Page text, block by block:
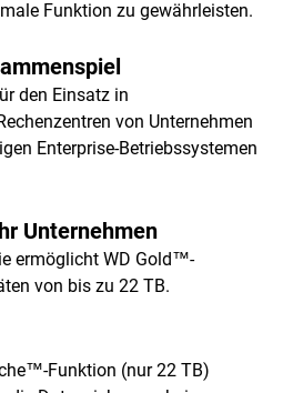
Funktion zu gewährleisten.
den Einsatz in
von Unternehmen
Enterprise-Betriebssystemen
Unternehmen
ermöglicht WD Gold™-
von bis zu 22 TB.
Funktion (nur 22 TB)